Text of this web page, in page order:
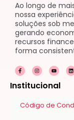
Ao longo de
nossa
soluções sob
gerando
recursos
forma
F
a
c
e
b
k
-
I
n
s
t
a
a
m
Y
o
u
t
u
L
i
n
n
Institucional
Código de